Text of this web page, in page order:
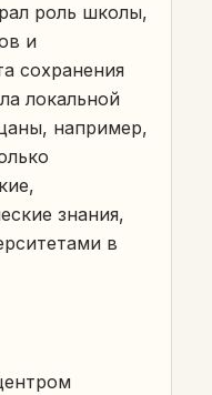
роль школы,
и
сохранения
локальной
например,
знания,
в